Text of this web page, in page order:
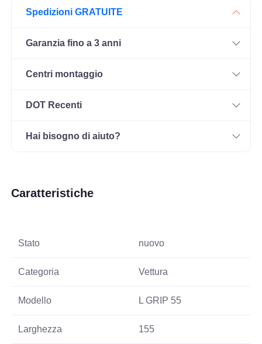
Spedizioni GRATUITE
Garanzia fino a 3 anni
Centri montaggio
DOT Recenti
Hai bisogno di aiuto?
Caratteristiche
Stato nuovo
Categoria Vettura
Modello L GRIP 55
Larghezza 155